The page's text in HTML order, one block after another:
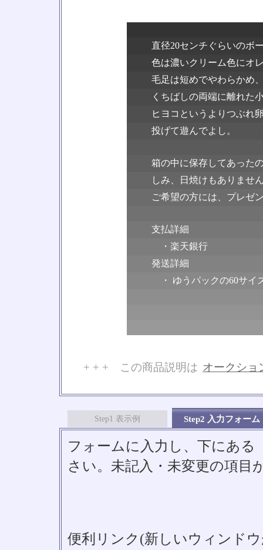
直径20センチぐらいのボ
色は濃いクリーム色にオ
毛足は短めでやわらかめ
くちばしの両端に離れた
ヒヨコというよりつぶれ
投げて遊んでよし。
箱の中に保存してあった
しみ、日焼けもありませ
ご希望の方には、プレゼ
支払詳細
・楽天銀行
発送詳細
・ ゆうパックの60サイ
+ + + この商品説明は オークショ
Step1 表示例 Step2 入力フォーム
フォームに入力し、下にあ
さい。未記入・未変更の項目
便利リンク(新しいウィンド